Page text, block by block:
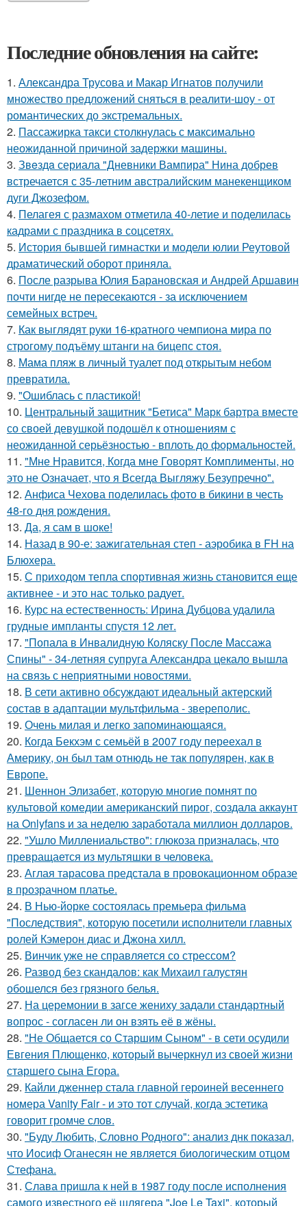
Последние обновления на сайте:
1. Александра Трусова и Макар Игнатов получили
множество предложений сняться в реалити-шоу - от
романтических до экстремальных.
2. Пассажирка такси столкнулась с максимально
неожиданной причиной задержки машины.
3. Звeздa сериала "Дневники Вампира" Нина добрев
встречается с 35-летним австралийским манекенщиком
дуги Джозефом.
4. Пелагея с размахом отметила 40-летие и поделилась
кадрами с праздника в соцсетях.
5. История бывшей гимнастки и модели юлии Реутовой
драматический оборот приняла.
6. После разрыва Юлия Барановская и Андрей Аршавин
почти нигде не пересекаются - за исключением
семейных встреч.
7. Как выглядят руки 16-кратного чемпиона мира по
строгому подъёму штанги на бицепс стоя.
8. Мама пляж в личный туалет под открытым небом
превратила.
9. "Ошиблась с пластикой!
10. Центральный защитник "Бетиса" Марк бартра вместе
со своей девушкой подошёл к отношениям с
неожиданной серьёзностью - вплоть до формальностей.
11. "Мне Нравится, Когда мне Говорят Комплименты, но
это не Означает, что я Всегда Выгляжу Безупречно".
12. Анфиса Чехова поделилась фото в бикини в честь
48-го дня рождения.
13. Да, я сам в шоке!
14. Назад в 90-е: зажигательная степ - аэробика в FH на
Блюхера.
15. С приходом тепла спортивная жизнь становится еще
активнее - и это нас только радует.
16. Курс на естественность: Ирина Дубцова удалила
грудные импланты спустя 12 лет.
17. "Попала в Инвалидную Коляску После Массажа
Спины" - 34-летняя супруга Александра цекало вышла
на связь с неприятными новостями.
18. В сети активно обсуждают идеальный актерский
состав в адаптации мультфильма - звереполис.
19. Очень милая и легко запоминающаяся.
20. Когда Бекхэм с семьёй в 2007 году переехал в
Америку, он был там отнюдь не так популярен, как в
Европе.
21. Шеннон Элизабет, которую многие помнят по
культовой комедии американский пирог, создала аккаунт
на Onlyfans и за неделю заработала миллион долларов.
22. "Ушло Миллениальство": глюкоза призналась, что
превращается из мультяшки в человека.
23. Аглая тарасова предстала в провокационном образе
в прозрачном платье.
24. В Нью-йорке состоялась премьера фильма
"Последствия", которую посетили исполнители главных
ролей Кэмерон диас и Джона хилл.
25. Винчик уже не справляется со стрессом?
26. Развод без скандалов: как Михаил галустян
обошелся без грязного белья.
27. На церемонии в загсе жениху задали стандартный
вопрос - согласен ли он взять её в жёны.
28. "Не Общается со Старшим Сыном" - в сети осудили
Евгения Плющенко, который вычеркнул из своей жизни
старшего сына Егора.
29. Кайли дженнер стала главной героиней весеннего
номера Vanity Fair - и это тот случай, когда эстетика
говорит громче слов.
30. "Буду Любить, Словно Родного": анализ днк показал,
что Иосиф Оганесян не является биологическим отцом
Стефана.
31. Слава пришла к ней в 1987 году после исполнения
самого известного её шлягера "Joe Le Taxi", который